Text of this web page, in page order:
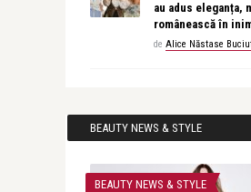
au adus eleganța,
românească în
de Alice Năstase
BEAUTY NEWS & STYLE
BEAUTY NEWS & STYLE